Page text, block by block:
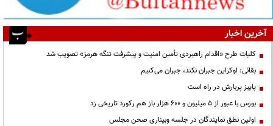
آخرین اخبار
کلیات طرح «اقدام راهبردی تأمین امنیت و پیشرفت تنگه هرمز» تصویب شد
بقائی: اوکراین جبران نکند، جبران می‌کنیم
پاییز پربارش در راه است
بورس با عبور از ۵ میلیون و ۶۰۰ هزار باز هم رکورد تاریخی زد
اولین نطق نمایندگان در جلسه وبیناری صحن مجلس